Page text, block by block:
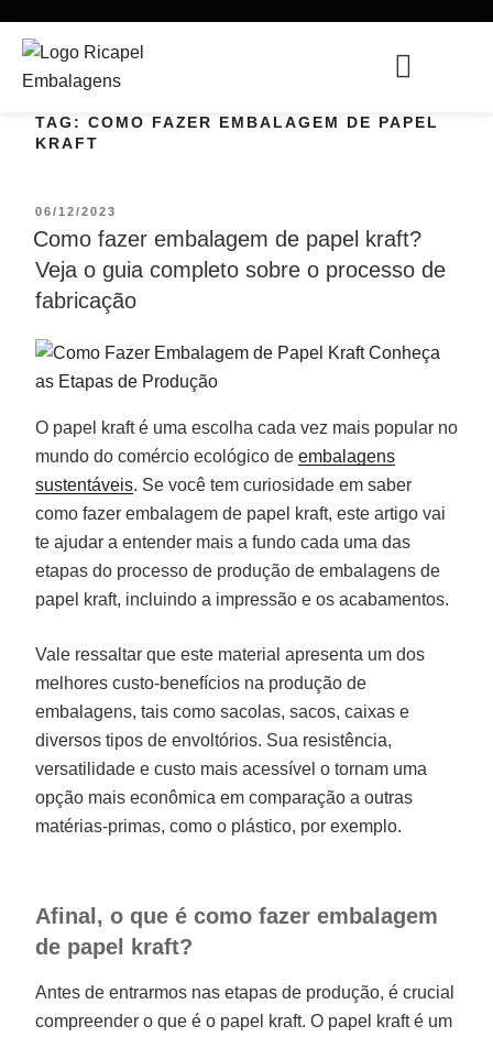
TAG: COMO FAZER EMBALAGEM DE PAPEL
KRAFT
06/12/2023
Como fazer embalagem de papel kraft?
Veja o guia completo sobre o processo de
fabricação
O papel kraft é uma escolha cada vez mais popular no
mundo do comércio ecológico de embalagens
sustentáveis. Se você tem curiosidade em saber
como fazer embalagem de papel kraft, este artigo vai
te ajudar a entender mais a fundo cada uma das
etapas do processo de produção de embalagens de
papel kraft, incluindo a impressão e os acabamentos.
Vale ressaltar que este material apresenta um dos
melhores custo-benefícios na produção de
embalagens, tais como sacolas, sacos, caixas e
diversos tipos de envoltórios. Sua resistência,
versatilidade e custo mais acessível o tornam uma
opção mais econômica em comparação a outras
matérias-primas, como o plástico, por exemplo.
Afinal, o que é como fazer embalagem
de papel kraft?
Antes de entrarmos nas etapas de produção, é crucial
compreender o que é o papel kraft. O papel kraft é um